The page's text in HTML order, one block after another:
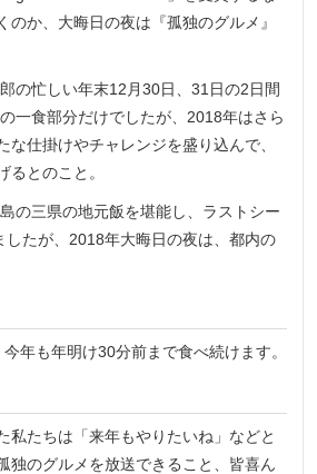
か、大晦日の夜は『孤独のグルメ』
の忙しい年末12月30日、31日の2日間
一食部分だけでしたが、2018年はさら
仕掛けやチャレンジを盛り込んで、
とのこと。
の三県の地元飯を堪能し、ラストシー
したが、2018年大晦日の夜は、都内の
年も年明け30分前まで食べ続けます。
たちは「来年もやりたいね」などと
独のグルメを放送できること、皆喜ん